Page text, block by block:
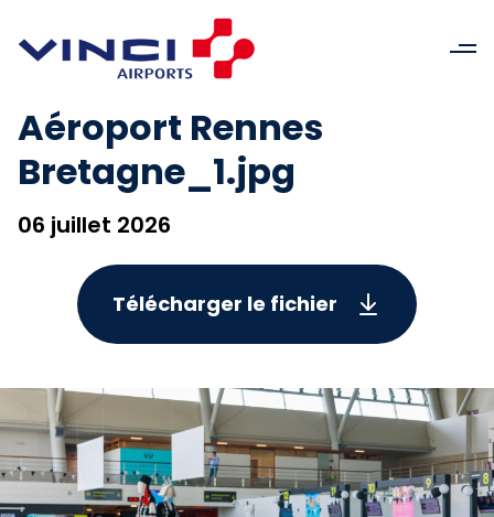
Aéroport Rennes
Bretagne_1.jpg
06 juillet 2026
Télécharger le fichier